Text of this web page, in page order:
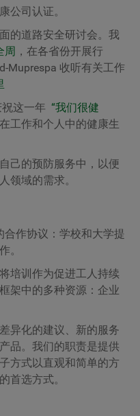
公司认证。
的道路安全研讨会。我
周 ，在各省份开展行
Muprespa 收听有关工作
祝这一年 “我们很健
工作和个人中的健康生
己的预防服务中，以便
领域的需求。
合作协议：学校和大学提
。
培训作为促进工人持续
架中的多种资源： 企业
异化的建议、新的服务
品。我们的职责是提供
方式以直观和简单的方
首选方式。